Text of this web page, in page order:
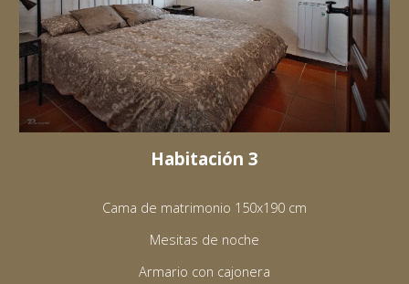
Habitación 3
Cama de matrimonio 150x190 cm
Mesitas de noche
Armario con cajonera